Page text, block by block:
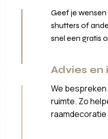
Geef je
shutters of
snel een gratis
Advies en
We
ruimte. Zo